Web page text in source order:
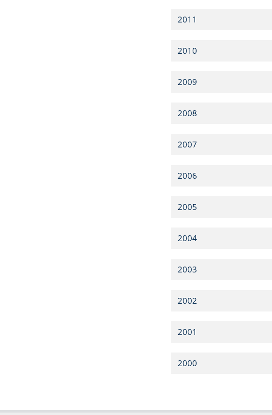
2011
2010
2009
2008
2007
2006
2005
2004
2003
2002
2001
2000